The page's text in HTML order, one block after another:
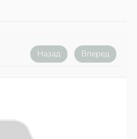
Назад Вперед